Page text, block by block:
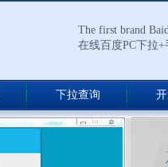
The first brand
在线百度PC下拉
下拉查询